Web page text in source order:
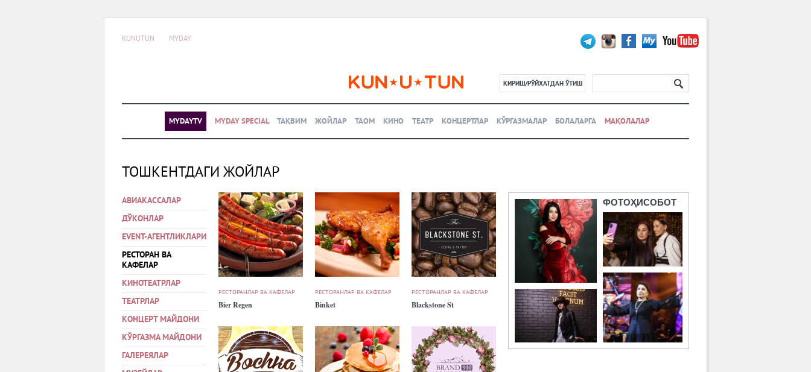
KUNUTUN MYDAY
КИРИШ/РЎЙХАТДАН ЎТИШ
MYDAYTV MYDAY SPECIAL ТАҚВИМ ЖОЙЛАР ТАОМ КИНО ТЕАТР КОНЦЕРТЛАР КЎРГАЗМАЛАР БОЛАЛАРГА МАҚОЛАЛАР
ТОШКЕНТДАГИ ЖОЙЛАР
АВИАКАССАЛАР
ДЎКОНЛАР
EVENT-АГЕНТЛИКЛАРИ
РЕСТОРАН ВА
КАФЕЛАР
КИНОТЕАТРЛАР
ТЕАТРЛАР
КОНЦЕРТ МАЙДОНИ
КЎРГАЗМА МАЙДОНИ
ГАЛЕРЕЯЛАР
РЕСТОРАНЛАР ВА КАФЕЛАР
Bier Regen
РЕСТОРАНЛАР ВА КАФЕЛАР
Binket
РЕСТОРАНЛАР ВА КАФЕЛАР
Blackstone St
ФОТОҲИСОБОТ